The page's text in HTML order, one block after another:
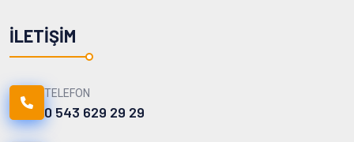
İLETIŞIM
TELEFON
0 543 629 29 29